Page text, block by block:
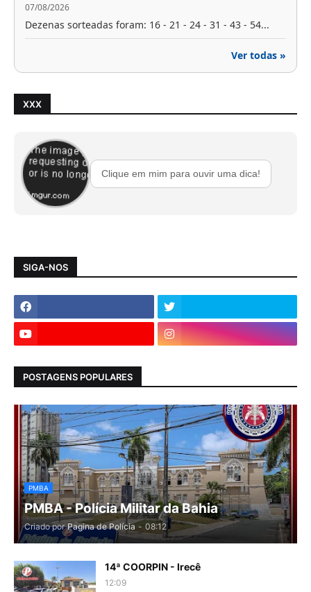
07/08/2026
Dezenas sorteadas foram: 16 - 21 - 24 - 31 - 43 - 54...
Ver todas »
XXX
Clique em mim para ouvir uma dica!
SIGA-NOS
POSTAGENS POPULARES
PMBA
PMBA - Polícia Militar da Bahia
Criado por Pagina de Polícia - 08:12
14ª COORPIN - Irecê
12:09